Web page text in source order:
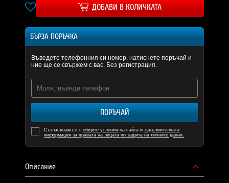
ДОБАВИ В КОЛИЧКАТА
БЪРЗА ПОРЪЧКА
Въведете телефонния си номер, натиснете поръчай и
ние ще се свържем с вас. Без регистрация.
ПОРЪЧАЙ
Съгласявам се собщите условия на сайта изадължителната
информация за правата на лицата по защита на личните данни.
Описание